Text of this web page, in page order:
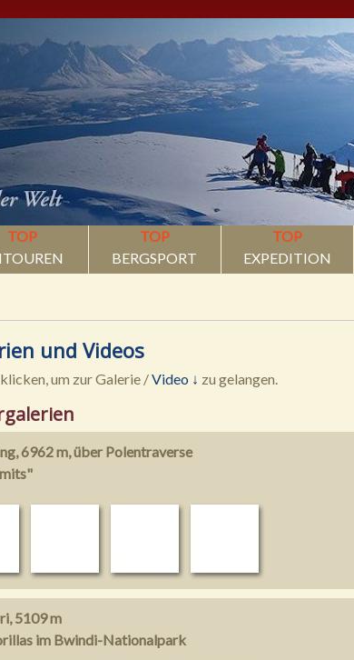
TOP
TOP
BERGSPORT
TOP
EXPEDITION
und Videos
um zur Galerie /Video ↓ zu gelangen.
6962 m, über Polentraverse
5109 m
im Bwindi-Nationalpark